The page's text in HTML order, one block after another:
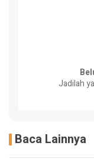
Jadilah
Baca Lainnya